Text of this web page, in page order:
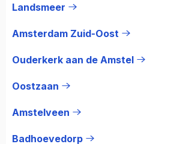
Landsmeer
Amsterdam Zuid-Oost
Ouderkerk aan de Amstel
Oostzaan
Amstelveen
Badhoevedorp